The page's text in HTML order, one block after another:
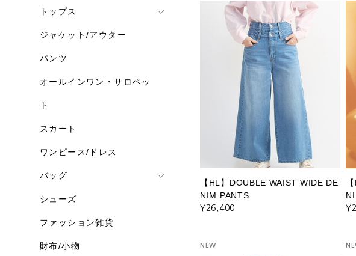
トップス
ジャケット/アウター
パンツ
オールインワン・サロペッ
ト
スカート
ワンピース/ドレス
バッグ
シューズ
ファッション雑貨
財布/小物
【HL】DOUBLE WAIST WIDE DE
NIM PANTS
¥26,400
NEW